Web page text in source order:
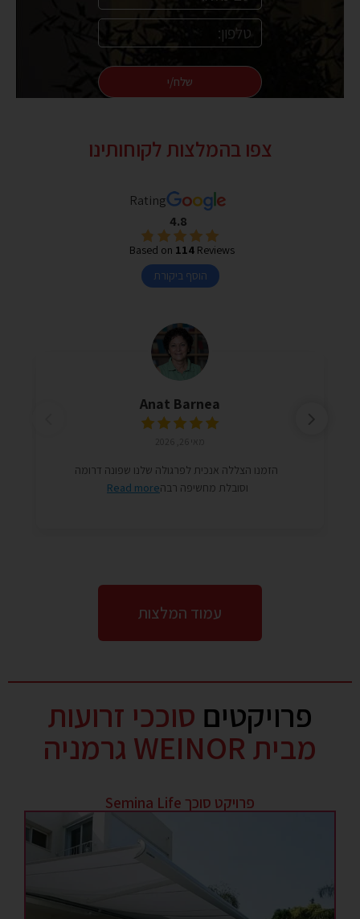
שלח/י
צפו בהמלצות לקוחותינו
Rating
4.8
Based on 114 Reviews
הוסף ביקורת
Anat Barnea
הזמנו הצללה אנכית לפרגולה שלנו שפונה דרומה
וסובלת מחשיפה רבהRead more
עמוד המלצות
פרויקטים סוככי זרועות
מבית WEINOR גרמניה
פרויקט סוכך Semina Life